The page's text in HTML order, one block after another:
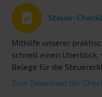
Steuer-
Mithilfe unserer
schnell einen
Belege für die
Zum Download der